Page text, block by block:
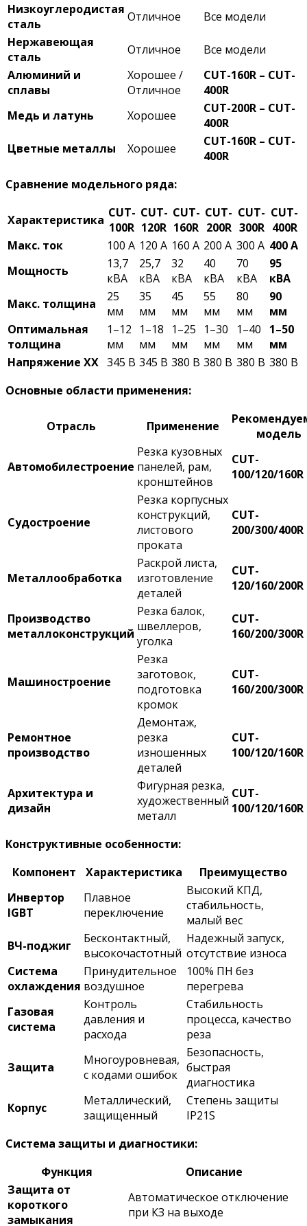
Низкоуглеродистая
сталь
Отличное
Все модели
Нержавеющая
сталь
Отличное
Все модели
Алюминий и
сплавы
Хорошее /
Отличное
CUT-160R – CUT-
400R
Медь и латунь
Хорошее
CUT-200R – CUT-
400R
Цветные металлы
Хорошее
CUT-160R – CUT-
400R
Сравнение модельного ряда:
Характеристика CUT-
100R
CUT-
120R
CUT-
160R
CUT-
200R
CUT-
300R
CUT-
400R
Макс. ток
100 А 120 А 160 А 200 А 300 А 400 А
Мощность
13,7
кВА
25,7
кВА
32
кВА
40
кВА
70
кВА
95
кВА
Макс. толщина
25
мм
35
мм
45
мм
55
мм
80
мм
90
мм
Оптимальная
толщина
1–12
мм
1–18
мм
1–25
мм
1–30
мм
1–40
мм
1–50
мм
Напряжение ХХ 345 В 345 В 380 В 380 В 380 В 380 В
Основные области применения:
Отрасль Применение
модель
Автомобилестроение
Резка кузовных
панелей, рам,
кронштейнов
CUT-
100/120/160R
Судостроение
Резка корпусных
конструкций,
листового
проката
CUT-
200/300/400R
Металлообработка
Раскрой листа,
изготовление
деталей
CUT-
120/160/200R
Производство
металлоконструкций
Резка балок,
швеллеров,
уголка
CUT-
160/200/300R
Машиностроение
Резка
заготовок,
подготовка
кромок
CUT-
160/200/300R
Ремонтное
производство
Демонтаж,
резка
изношенных
деталей
CUT-
100/120/160R
Архитектура и
дизайн
Фигурная резка,
художественный
металл
CUT-
100/120/160R
Конструктивные особенности:
Компонент
Характеристика
Преимущество
Инвертор
IGBT
Плавное
переключение
Высокий КПД,
стабильность,
малый вес
ВЧ-поджиг
Бесконтактный,
высокочастотный
Надежный запуск,
отсутствие износа
Система
охлаждения
Принудительное
воздушное
100% ПН без
перегрева
Газовая
система
Контроль
давления и
расхода
Стабильность
процесса, качество
реза
Защита
Многоуровневая,
с кодами ошибок
Безопасность,
быстрая
диагностика
Корпус
Металлический,
защищенный
Степень защиты
IP21S
Система защиты и диагностики:
Функция
Описание
Защита от
короткого
замыкания
Автоматическое отключение
при КЗ на выходе